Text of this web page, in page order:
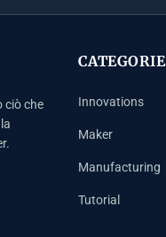
ciò che
CATEGORIE
Innovations
Maker
Manufacturing
Tutorial